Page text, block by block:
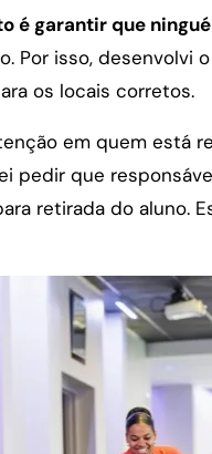
é garantir que
Por isso, desenvolvi
os locais corretos.
em quem está
pedir que
retirada do aluno.